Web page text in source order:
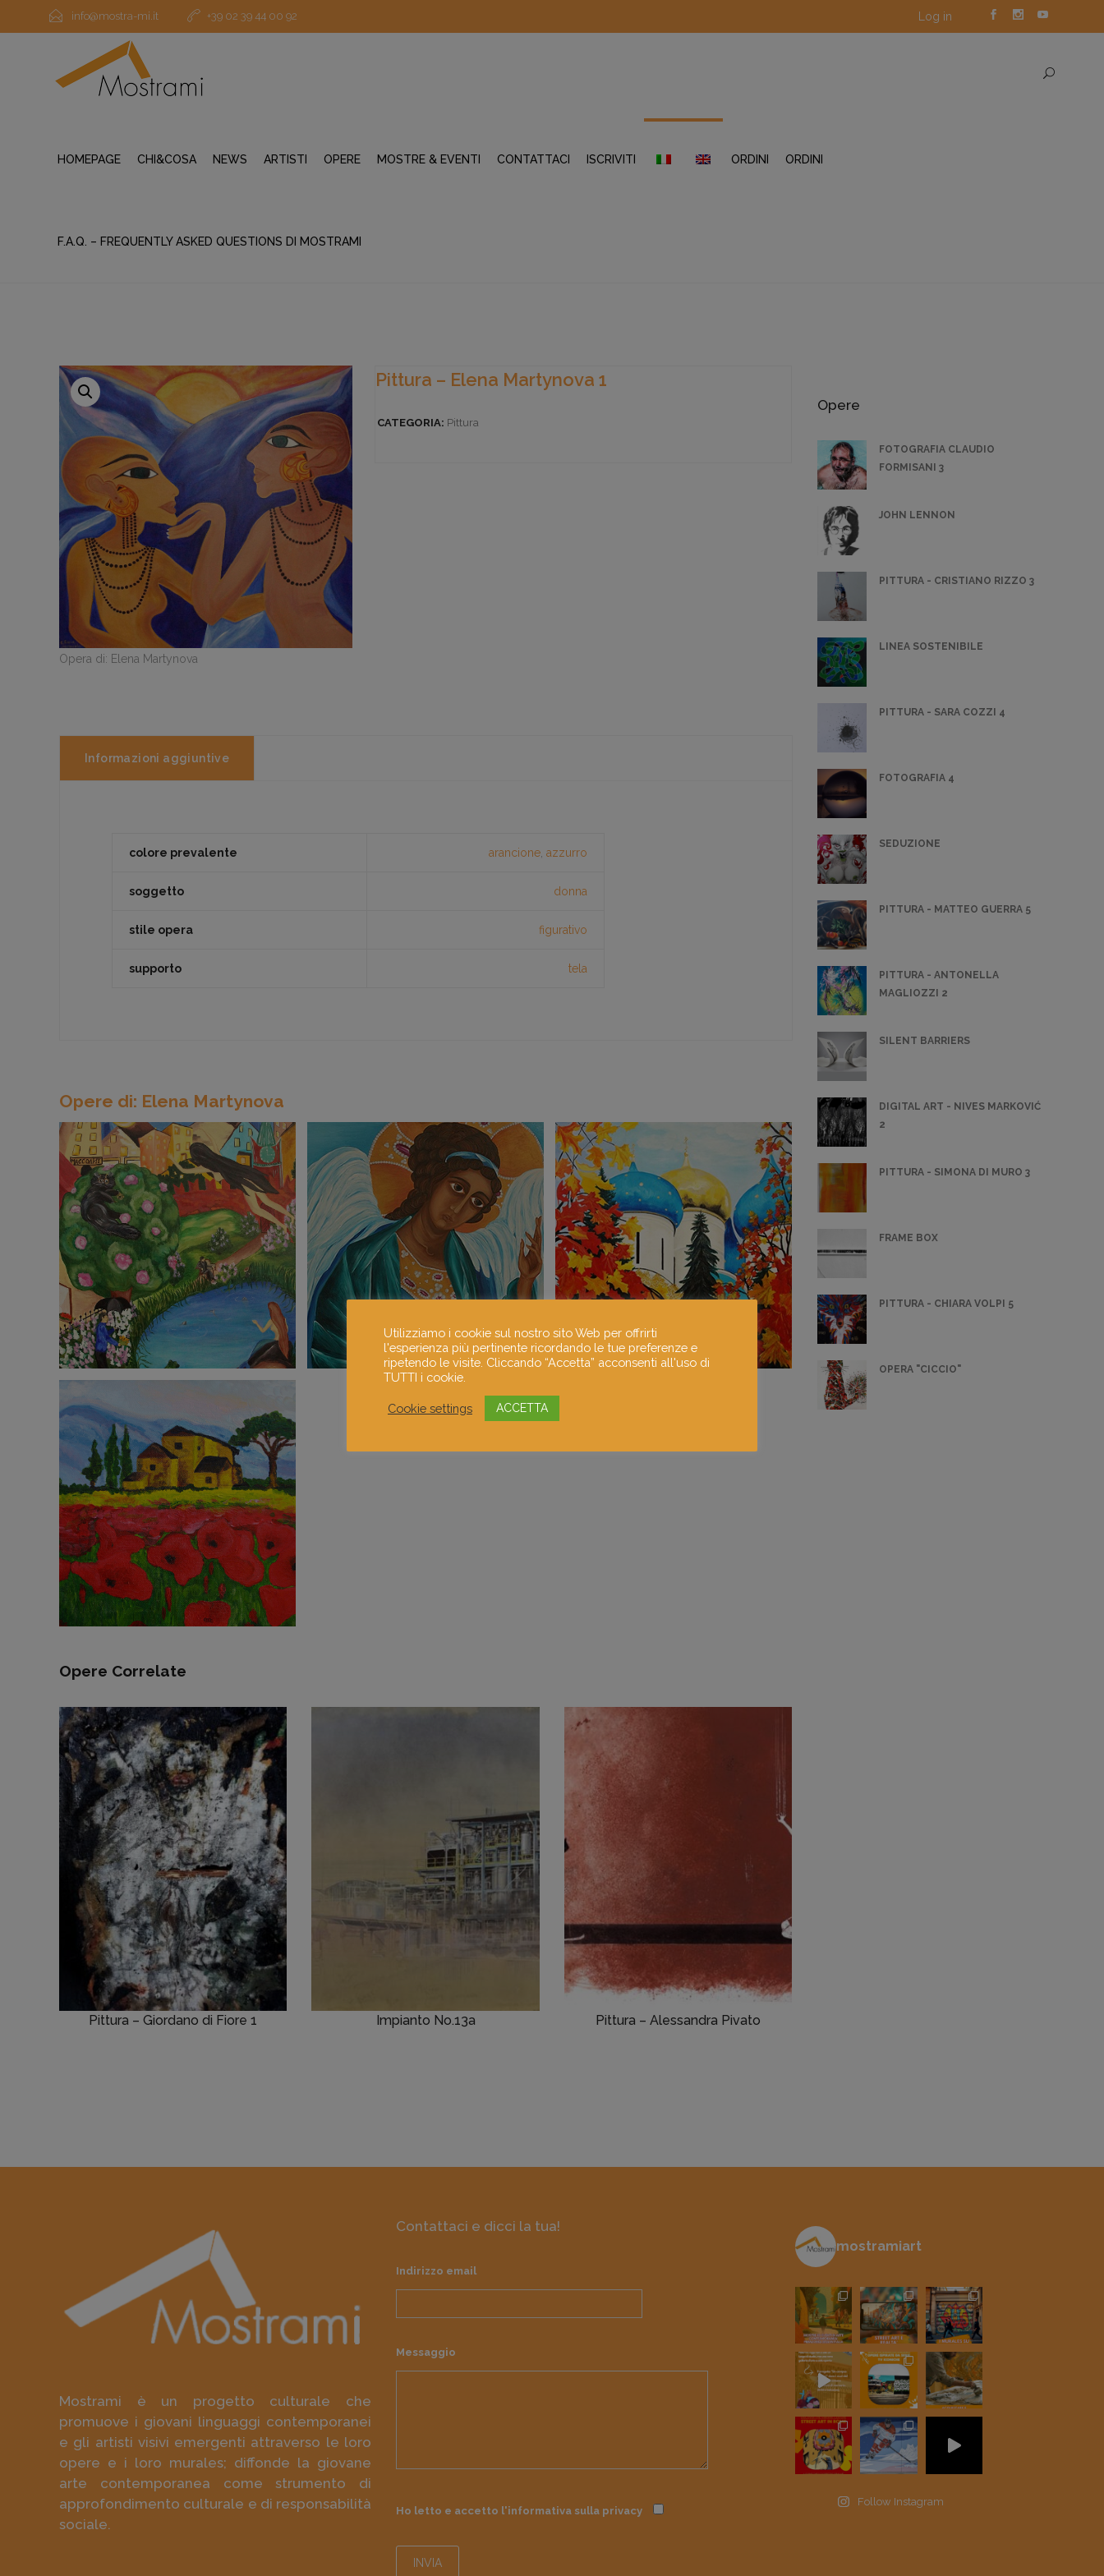
info@mostra-mi.it +39 02 39 44 00 92 Log in
HOMEPAGE CHI&COSA NEWS ARTISTI OPERE MOSTRE & EVENTI CONTATTACI ISCRIVITI ORDINI ORDINI
F.A.Q. – FREQUENTLY ASKED QUESTIONS DI MOSTRAMI
Opera di: Elena Martynova
Pittura – Elena Martynova 1
CATEGORIA: Pittura
Informazioni aggiuntive
colore prevalente arancione azzurro
soggetto donna
stile opera figurativo
supporto tela
Opere di: Elena Martynova
Opere Correlate
Pittura – Giordano di Fiore 1 Impianto No.13a Pittura – Alessandra Pivato
Opere
FOTOGRAFIA CLAUDIO
FORMISANI 3
JOHN LENNON
PITTURA - CRISTIANO RIZZO 3
LINEA SOSTENIBILE
PITTURA - SARA COZZI 4
FOTOGRAFIA 4
SEDUZIONE
PITTURA - MATTEO GUERRA 5
PITTURA - ANTONELLA
MAGLIOZZI 2
SILENT BARRIERS
DIGITAL ART - NIVES MARKOVIĆ
2
PITTURA - SIMONA DI MURO 3
FRAME BOX
PITTURA - CHIARA VOLPI 5
OPERA "CICCIO"
Mostrami è un progetto culturale che
promuove i giovani linguaggi contemporanei
e gli artisti visivi emergenti attraverso le loro
opere e i loro murales; diffonde la giovane
arte contemporanea come strumento di
approfondimento culturale e di responsabilità
sociale.
Contattaci e dicci la tua!
Indirizzo email
Messaggio
Ho letto e accetto l'informativa sulla privacy
mostramiart
Follow Instagram
Utilizziamo i cookie sul nostro sito Web per offrirti
l'esperienza più pertinente ricordando le tue preferenze e
ripetendo le visite. Cliccando “Accetta” acconsenti all'uso di
TUTTI i cookie.
Cookie settings ACCETTA